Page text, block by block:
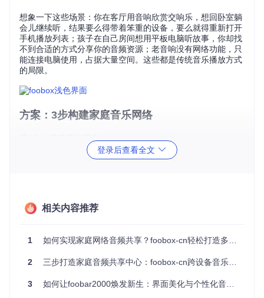
想象一下这些场景：你在客厅用音响欣赏交响乐，想回卧室躺
会儿继续听，结果要么得带着笨重的设备，要么就得重新打开
手机播放列表；孩子在自己房间想用平板电脑听故事，你却找
不到合适的方式分享你的音频资源；老音响没有网络功能，只
能连接电脑使用，占据大量空间。这些都是传统音乐播放方式
的局限。
方案：3步构建家庭音乐网络
🔧 安装foobar2000的foo_upnp组件 🔧 重启软件使组件生效
🔧 在foobox-cn中启用媒体服务器功能 🔧 设置服务器名称
（如"我的家庭音乐中心"） 🔧 选择要共享的音乐文件夹 🔧 在
第3步：开始多设备串流
🔧 从手机/平板选择foobox-cn服务器 🔧 选择音乐文件开始播
登录后查看全文
相关内容推荐
1 如何实现家庭网络音频共享？foobox-cn轻松打造多设备音乐串流中心
2 三步打造家庭音频共享中心：foobox-cn跨设备音乐流方案
3 如何让foobar2000焕发新生：界面美化与个性化音乐体验的创新方案